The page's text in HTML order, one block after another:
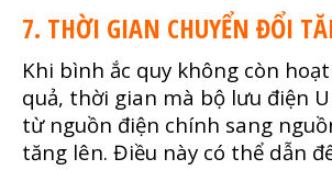
7. THỜI GIAN CHUYỂN ĐỔI
Khi bình ắc quy không còn
quả, thời gian mà bộ lưu điện
từ nguồn điện chính sang
tăng lên. Điều này có thể dẫn